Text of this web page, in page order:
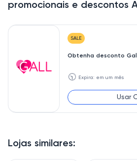
Lojas similares:
promocionais e descontos
SALE
Obtenha desconto Gall
🕥 Expira: em um mês
Usar